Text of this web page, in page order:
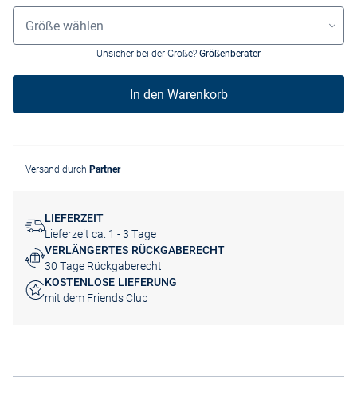
Größenauswahl
Größe wählen
Unsicher bei der Größe? Größenberater
In den Warenkorb
Versand durch Partner
LIEFERZEIT
Lieferzeit ca. 1 - 3 Tage
VERLÄNGERTES RÜCKGABERECHT
30 Tage Rückgaberecht
KOSTENLOSE LIEFERUNG
mit dem Friends Club